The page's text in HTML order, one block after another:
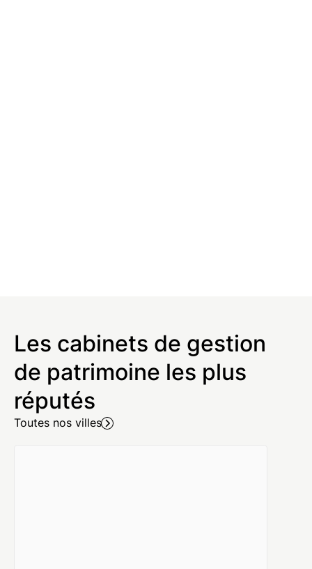
Les cabinets de gestion
de patrimoine les plus
réputés
Toutes nos villes